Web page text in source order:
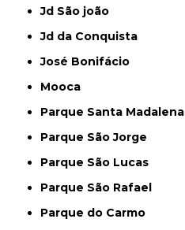
Jd São joão
Jd da Conquista
José Bonifácio
Mooca
Parque Santa Madalena
Parque São Jorge
Parque São Lucas
Parque São Rafael
Parque do Carmo